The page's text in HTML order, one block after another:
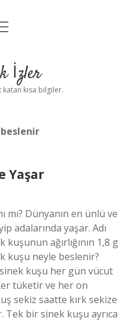
İzler
kısa bilgiler.
Yaşar
mı? Dünyanın en ünlü ve
adalarında yaşar. Adı
ağırlığının 1,8 g
kuşu neyle beslenir?
kuşu her gün vücut
tüketir ve her on
sekiz saatte kırk sekize
bir sinek kuşu ayrıca